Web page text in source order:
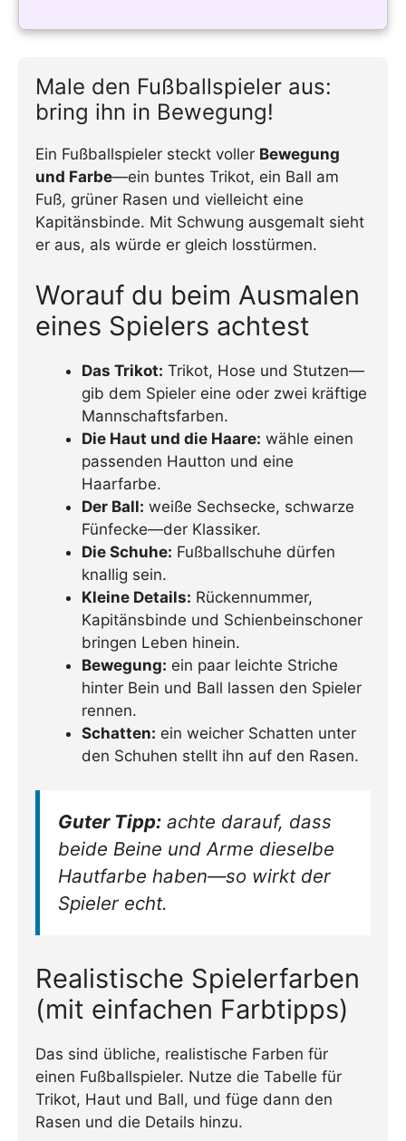
Male den Fußballspieler aus:
bring ihn in Bewegung!
Ein Fußballspieler steckt voller Bewegung
und Farbe—ein buntes Trikot, ein Ball am
Fuß, grüner Rasen und vielleicht eine
Kapitänsbinde. Mit Schwung ausgemalt sieht
er aus, als würde er gleich losstürmen.
Worauf du beim Ausmalen
eines Spielers achtest
Das Trikot: Trikot, Hose und Stutzen—
gib dem Spieler eine oder zwei kräftige
Mannschaftsfarben.
Die Haut und die Haare: wähle einen
passenden Hautton und eine
Haarfarbe.
Der Ball: weiße Sechsecke, schwarze
Fünfecke—der Klassiker.
Die Schuhe: Fußballschuhe dürfen
knallig sein.
Kleine Details: Rückennummer,
Kapitänsbinde und Schienbeinschoner
bringen Leben hinein.
Bewegung: ein paar leichte Striche
hinter Bein und Ball lassen den Spieler
rennen.
Schatten: ein weicher Schatten unter
den Schuhen stellt ihn auf den Rasen.
Guter Tipp: achte darauf, dass
beide Beine und Arme dieselbe
Hautfarbe haben—so wirkt der
Spieler echt.
Realistische Spielerfarben
(mit einfachen Farbtipps)
Das sind übliche, realistische Farben für
einen Fußballspieler. Nutze die Tabelle für
Trikot, Haut und Ball, und füge dann den
Rasen und die Details hinzu.